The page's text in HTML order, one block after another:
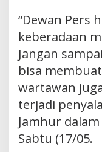
“Dewan Pers
keberadaan
Jangan
bisa
wartawan
terjadi
Jamhur
Sabtu (17/05.